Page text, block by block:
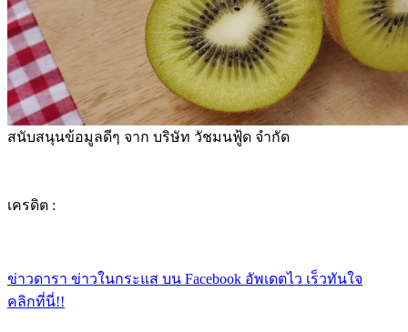
สนับสนุนข้อมูลดีๆ จาก บริษัท วัชมนฟู้ด จำกัด
เครดิต :
ข่าวดารา ข่าวในกระแส บน Facebook อัพเดตไว เร็วทันใจ
คลิกที่นี่!!